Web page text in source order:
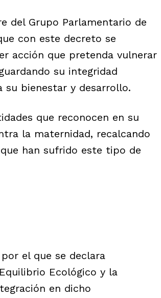
del Grupo Parlamentario de
con este decreto se
acción que pretenda vulnerar
su integridad
su bienestar y desarrollo.
que reconocen en su
la maternidad, recalcando
han sufrido este tipo de
el que se declara
Ecológico y la
en dicho